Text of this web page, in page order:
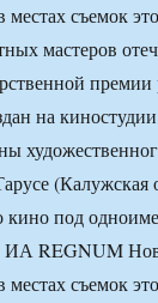
съемок
мастеров
на
(Калужская
кино под
ИА REGNUM
съемок